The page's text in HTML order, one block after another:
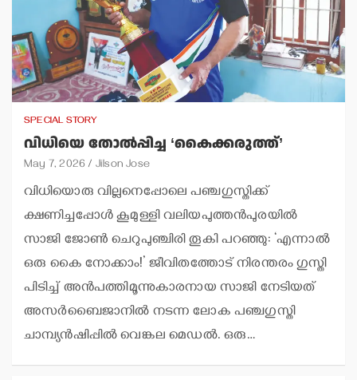
SPECIAL STORY
വിധിയെ തോല്‍പ്പിച്ച ‘കൈക്കരുത്ത്’
May 7, 2026 Jilson Jose
വിധിയൊരു വില്ലനെപ്പോലെ പഞ്ചഗുസ്തിക്ക്
ക്ഷണിച്ചപ്പോള്‍ കൂമുള്ളി വലിയപുത്തന്‍പുരയില്‍
സാജി ജോണ്‍ ചെറുപുഞ്ചിരി തൂകി പറഞ്ഞു: ‘എന്നാല്‍
ഒരു കൈ നോക്കാം!’ ജീവിതത്തോട് നിരന്തരം ഗുസ്തി
പിടിച്ച് അന്‍പത്തിമൂന്നുകാരനായ സാജി നേടിയത്
അസര്‍ബൈജാനില്‍ നടന്ന ലോക പഞ്ചഗുസ്തി
ചാമ്പ്യന്‍ഷിപ്പില്‍ വെങ്കല മെഡല്‍. ഒരു…